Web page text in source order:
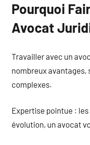
Pourquoi
Avocat
Travailler avec un
nombreux
complexes.
Expertise pointue :
évolution, un avocat